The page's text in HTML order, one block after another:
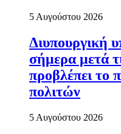
5 Αυγούστου 2026
Διυπουργική
σήμερα μετά
προβλέπει το
πολιτών
5 Αυγούστου 2026